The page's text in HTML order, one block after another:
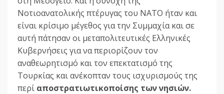
Νοτιοανατολικής πτέρυγας του ΝΑΤΟ ήταν και
είναι κρίσιμο μέγεθος για την Συμμαχία και σε
αυτή πάτησαν οι μεταπολιτευτικές Ελληνικές
Κυβερνήσεις για να περιορίζουν τον
αναθεωρητισμό και τον επεκτατισμό της
Τουρκίας και ανέκοπταν τους ισχυρισμούς της
περί αποστρατιωτικοποίσης των νησιών.